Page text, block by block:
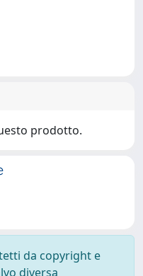
prodotto.
da copyright e
diversa